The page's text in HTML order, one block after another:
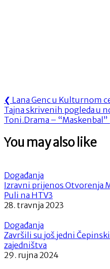
Navigacija
objava
❮ Previous
Post:
Lana Genc u Kulturnom
Next
Post:
Tajna skrivenih pogleda u
Toni.Drama – “Maskenbal”
You may also like
Događanja
Izravni prijenos Otvorenja
Puli na HTV3
28. travnja 2023
Događanja
Završili su još jedni
zajedništva
29. rujna 2024